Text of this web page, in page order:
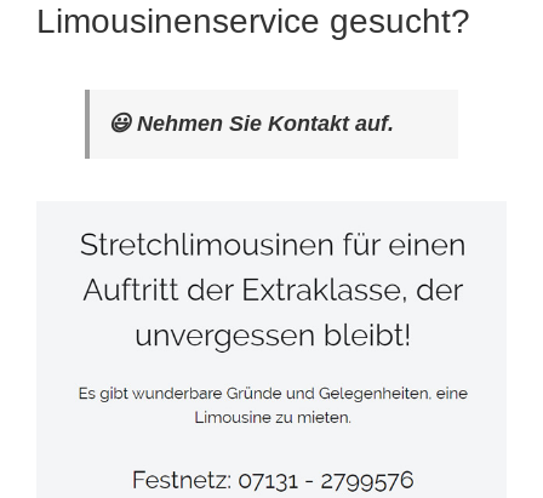
Limousinenservice gesucht?
😃 Nehmen Sie Kontakt auf.